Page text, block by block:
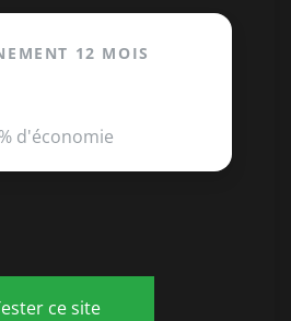
12 MOIS
d'économie
ce site